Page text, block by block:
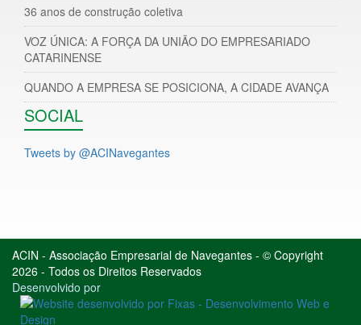
36 anos de construção coletiva
VOZ ÚNICA: A FORÇA DA UNIÃO DO EMPRESARIADO
CATARINENSE
QUANDO A EMPRESA SE POSICIONA, A CIDADE AVANÇA
SOCIAL
Tweets by @ACINavegantes
ACIN - Associação Empresarial de Navegantes - © Copyright
2026 - Todos os Direitos Reservados
Desenvolvido por